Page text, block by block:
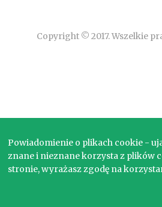
Copyright © 2017. Wszelkie
Powiadomienie o plikach cookie -
znane i nieznane korzysta z plików
stronie, wyrażasz zgodę na